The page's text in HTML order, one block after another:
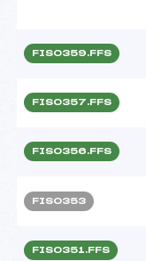
FIS0359.FFS
FIS0357.FFS
FIS0356.FFS
FIS0353
FIS0351.FFS